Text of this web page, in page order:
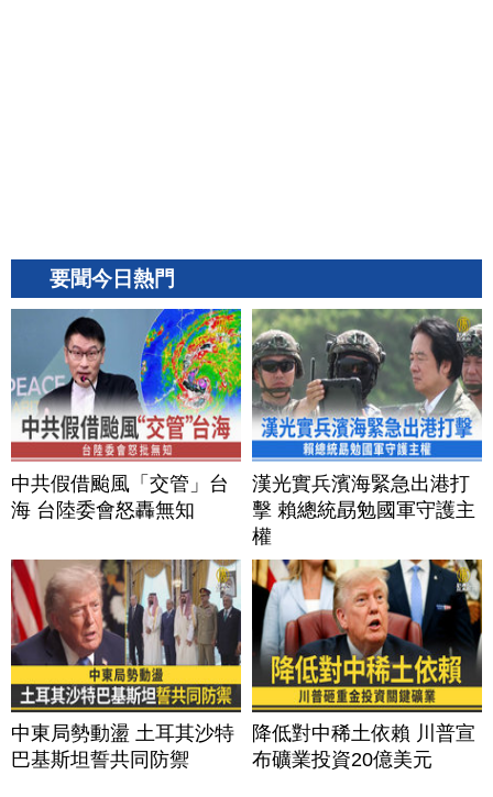
要聞今日熱門
中共假借颱風「交管」台
海 台陸委會怒轟無知
漢光實兵濱海緊急出港打
擊 賴總統勗勉國軍守護主
權
中東局勢動盪 土耳其沙特
巴基斯坦誓共同防禦
降低對中稀土依賴 川普宣
布礦業投資20億美元